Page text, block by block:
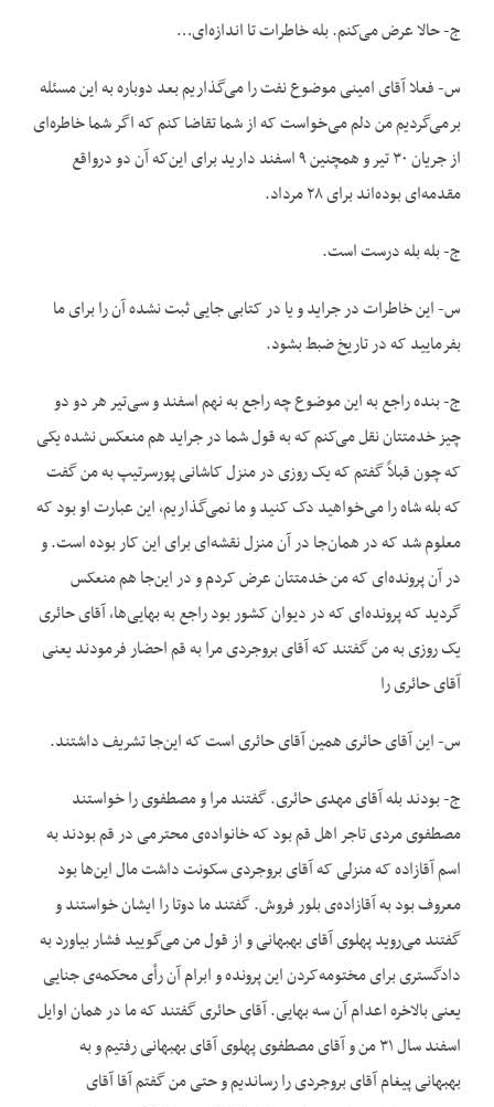
ج- حالا عرض می‌کنم. بله خاطرات تا اندازه‌ای…
س- فعلا آقای امینی موضوع نفت را می‌گذاریم بعد دوباره به این مسئله
برمی‌گردیم من دلم می‌خواست که از شما تقاضا کنم که اگر شما خاطره‌ای
از جریان ۳۰ تیر و همچنین ۹ اسفند دارید برای این‌که آن دو درواقع
مقدمه‌ای بوده‌اند برای ۲۸ مرداد.
ج- بله بله درست است.
س- این خاطرات در جراید و یا در کتابی جایی ثبت نشده آن را برای ما
بفرمایید که در تاریخ ضبط بشود.
ج- بنده راجع به این موضوع چه راجع به نهم اسفند و سی‌تیر هر دو دو
چیز خدمتتان نقل می‌کنم که به قول شما در جراید هم منعکس نشده یکی
که چون قبلاً گفتم که یک روزی در منزل کاشانی پورسرتیپ به من گفت
که بله شاه را می‌خواهید دک کنید و ما نمی‌گذاریم، این عبارت او بود که
معلوم شد که در همان‌جا در آن منزل نقشه‌ای برای این کار بوده است. و
در آن پرونده‌ای که من خدمتتان عرض کردم و در این‌جا هم منعکس
گردید که پرونده‌ای که در دیوان کشور بود راجع به بهایی‌ها، آقای حائری
یک روزی به من گفتند که آقای بروجردی مرا به قم احضار فرمودند یعنی
آقای حائری را
س- این آقای حائری همین آقای حائری است که این‌جا تشریف داشتند.
ج- بودند بله آقای مهدی حائری. گفتند مرا و مصطفوی را خواستند
مصطفوی مردی تاجر اهل قم بود که خانواده‌ی محترمی در قم بودند به
اسم آقازاده که منزلی که آقای بروجردی سکونت داشت مال این‌ها بود
معروف بود به آقازاده‌ی بلور فروش. گفتند ما دوتا را ایشان خواستند و
گفتند می‌روید پهلوی آقای بهبهانی و از قول من می‌گویید فشار بیاورد به
دادگستری برای مختومه‌کردن این پرونده و ابرام آن رأی محکمه‌ی جنایی
یعنی بالاخره اعدام آن سه بهایی. آقای حائری گفتند که ما در همان اوایل
اسفند سال ۳۱ من و آقای مصطفوی پهلوی آقای بهبهانی رفتیم و به
بهبهانی پیغام آقای بروجردی را رساندیم و حتی من گفتم آقا آقای